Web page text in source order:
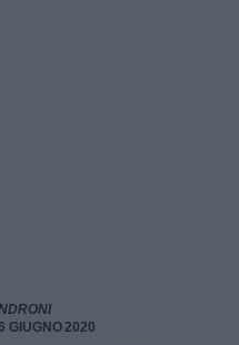
GIUGNO 2020